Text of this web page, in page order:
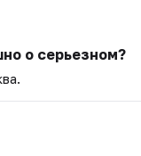
о серьезном?